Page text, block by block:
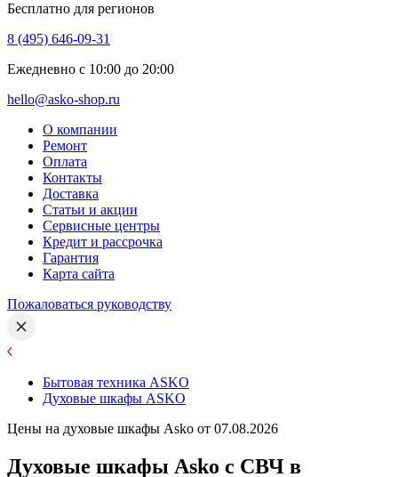
Бесплатно для регионов
8 (495) 646-09-31
Ежедневно с 10:00 до 20:00
hello@asko-shop.ru
О компании
Ремонт
Оплата
Контакты
Доставка
Статьи и акции
Сервисные центры
Кредит и рассрочка
Гарантия
Карта сайта
Пожаловаться руководству
Бытовая техника ASKO
Духовые шкафы ASKO
Цены на духовые шкафы Asko от 07.08.2026
Духовые шкафы Asko с СВЧ в